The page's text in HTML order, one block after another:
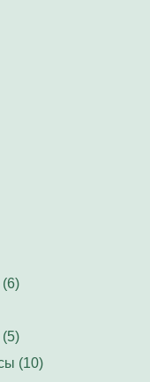
(5)
(10)